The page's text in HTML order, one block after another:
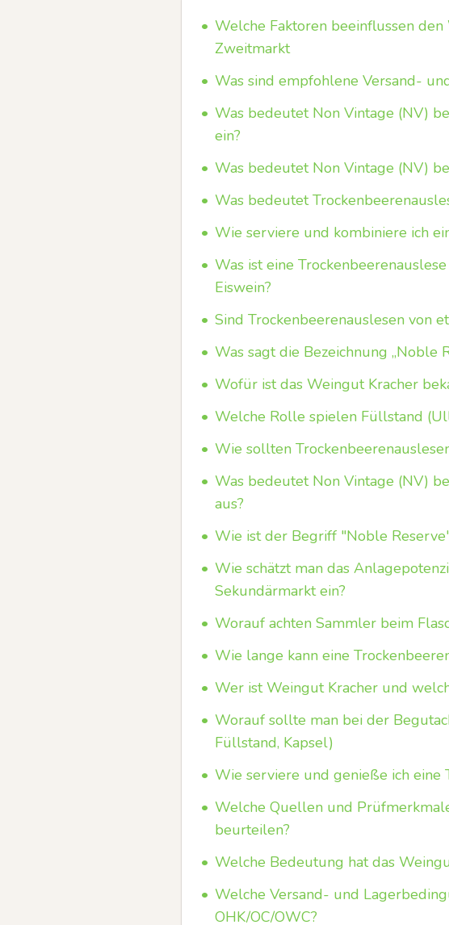
• Welche Faktoren beeinflussen
Zweitmarkt
• Was sind empfohlene Versand-
• Was bedeutet Non Vintage (NV)
ein?
• Was bedeutet Non Vintage (NV)
• Was bedeutet
• Wie serviere und kombiniere ich
• Was ist eine
Eiswein?
• Sind Trockenbeerenauslesen von
• Was sagt die Bezeichnung „Noble
• Wofür ist das Weingut Kracher
• Welche Rolle spielen Füllstand
• Wie sollten
• Was bedeutet Non Vintage (NV)
aus?
• Wie ist der Begriff "Noble
• Wie schätzt man das
Sekundärmarkt ein?
• Worauf achten Sammler beim
• Wie lange kann eine
• Wer ist Weingut Kracher und
• Worauf sollte man bei der
Füllstand, Kapsel)
• Wie serviere und genieße ich eine
• Welche Quellen und
beurteilen?
• Welche Bedeutung hat das
• Welche Versand- und
OHK/OC/OWC?